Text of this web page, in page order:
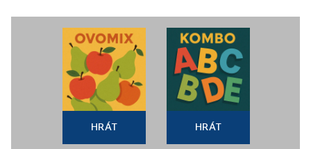
HRÁT HRÁT